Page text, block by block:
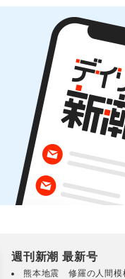
週刊新潮 最新号
熊本地震 修羅の人間模